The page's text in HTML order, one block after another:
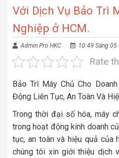
Với Dịch Vụ Bảo Trì
Nghiệp ở HCM.
Admin Pro HKC 10:49 Sáng 05
Rate
Bảo Trì Máy Chủ Cho
Động Liên Tục, An Toàn Và
Trong thời đại số hóa, máy
trong hoạt động kinh doanh
tục, an toàn và hiệu quả của
chúng tôi xin giới thiệu dịch